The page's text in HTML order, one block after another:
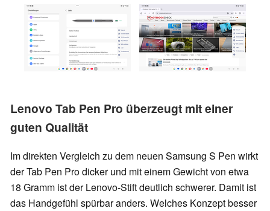
Lenovo Tab Pen Pro überzeugt mit einer
guten Qualität
Im direkten Vergleich zu dem neuen Samsung S Pen wirkt
der Tab Pen Pro dicker und mit einem Gewicht von etwa
18 Gramm ist der Lenovo-Stift deutlich schwerer. Damit ist
das Handgefühl spürbar anders. Welches Konzept besser